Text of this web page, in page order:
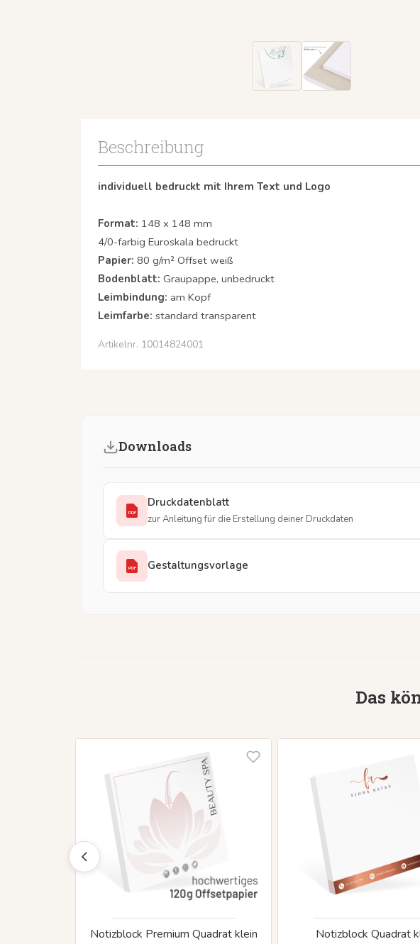
Beschreibung
individuell bedruckt mit Ihrem Text und Logo
Format: 148 x 148 mm
4/0-farbig Euroskala bedruckt
Papier: 80 g/m² Offset weiß
Bodenblatt: Graupappe, unbedruckt
Leimbindung: am Kopf
Leimfarbe: standard transparent
Artikelnr. 10014824001
Downloads
PDF
Druckdatenblatt
zur Anleitung für die Erstellung deiner Druckdaten
PDF Gestaltungsvorlage
Das
Notizblock Premium Quadrat klein Notizblock Quadrat